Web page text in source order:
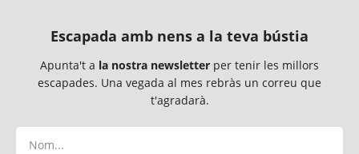
Escapada amb nens a la teva bústia
Apunta't a la nostra newsletter per tenir les millors
escapades. Una vegada al mes rebràs un correu que
t'agradarà.